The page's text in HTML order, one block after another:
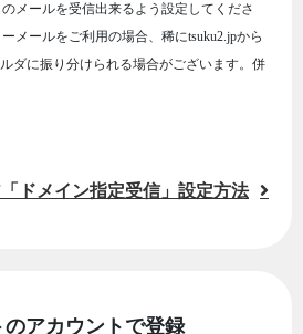
のメールを受信出来るよう設定してくださ
メールをご利用の場合、稀にtsuku2.jpから
ダに振り分けられる場合がございます。併
「ドメイン指定受信」設定方法
のアカウントで登録